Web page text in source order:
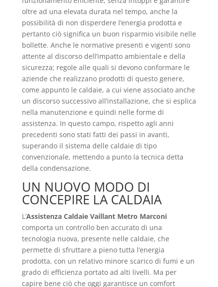
oltre ad una elevata durata nel tempo, anche la
possibilità di non disperdere l’energia prodotta e
pertanto ciò significa un buon risparmio visibile nelle
bollette. Anche le normative presenti e vigenti sono
attente al discorso dell’impatto ambientale e della
sicurezza; regole alle quali si devono conformare le
aziende che realizzano prodotti di questo genere,
come appunto le caldaie, a cui viene associato anche
un discorso successivo all’installazione, che si esplica
nella manutenzione e quindi nelle forme di
assistenza. In questo campo, rispetto agli anni
precedenti sono stati fatti dei passi in avanti,
superando il sistema delle caldaie di tipo
convenzionale, mettendo a punto la tecnica detta
della condensazione.
UN NUOVO MODO DI
CONCEPIRE LA CALDAIA
L’Assistenza Caldaie Vaillant Metro Marconi
comporta un controllo ben accurato di una
tecnologia nuova, presente nelle caldaie, che
permette di sfruttare a pieno tutta l’energia
prodotta, con un relativo minore scarico di fumi e un
grado di efficienza portato ad alti livelli. Ma per
capire bene ciò che oggi garantisce un comfort